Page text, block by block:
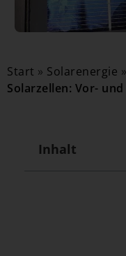
Start » Solarenergie »
Solarzellen: Vor-
Inhalt